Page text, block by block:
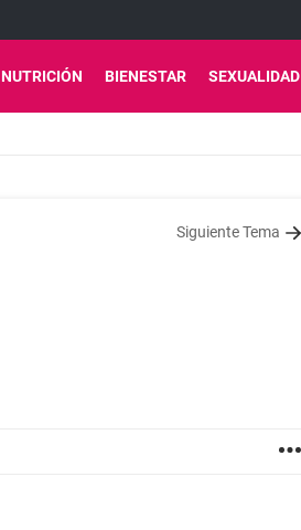
NUTRICIÓN BIENESTAR SEXUALIDAD
Siguiente Tema